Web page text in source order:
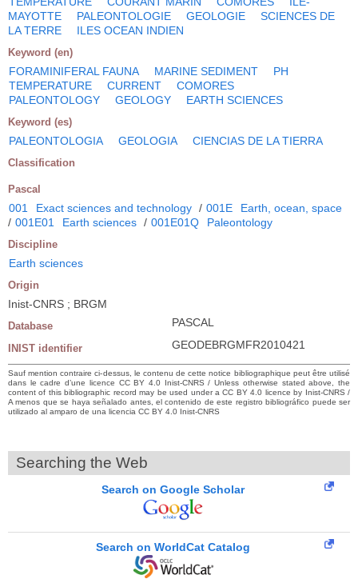
MAYOTTE
PALEONTOLOGIE GEOLOGIE
SCIENCES DE
LA TERRE
ILES OCEAN INDIEN
Keyword (en)
FORAMINIFERAL FAUNA MARINE SEDIMENT
PH
TEMPERATURE
CURRENT
COMORES
PALEONTOLOGY
GEOLOGY EARTH SCIENCES
Keyword (es)
PALEONTOLOGIA GEOLOGIA CIENCIAS DE LA TIERRA
Classification
Pascal
001 Exact sciences and technology / 001E
Earth, ocean, space
/ 001E01 Earth sciences / 001E01Q Paleontology
Discipline
Earth sciences
Origin
Inist-CNRS ; BRGM
Database PASCAL
INIST identifier GEODEBRGMFR2010421
Sauf mention contraire ci-dessus, le contenu de cette notice bibliographique peut être utilisé
dans le cadre d’une licence CC BY 4.0 Inist-CNRS / Unless otherwise stated above, the
content of this bibliographic record may be used under a CC BY 4.0 licence by Inist-CNRS /
A menos que se haya señalado antes, el contenido de este registro bibliográfico puede ser
utilizado al amparo de una licencia CC BY 4.0 Inist-CNRS
Searching the Web
Search on Google Scholar
Search on WorldCat Catalog